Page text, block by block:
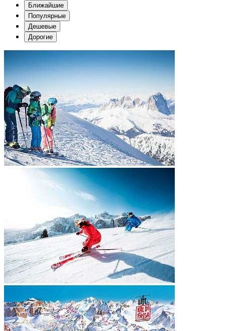
Ближайшие
Популярные
Дешевые
Дорогие